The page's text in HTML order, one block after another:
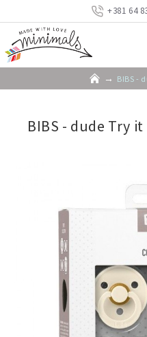
+381 64
BIBS -
BIBS - dude Try